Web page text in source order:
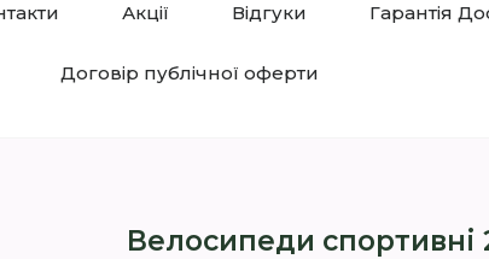
Акції Відгуки Гарантія
Договір публічної оферти
Велосипеди спортивні